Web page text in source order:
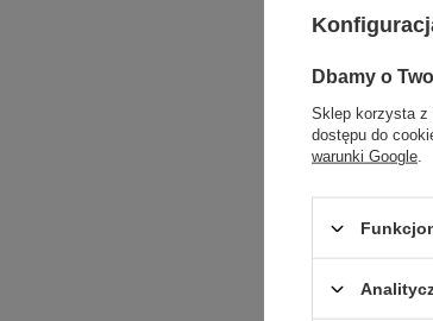
Dbamy o
Sklep korzysta z
dostępu do
warunki Google